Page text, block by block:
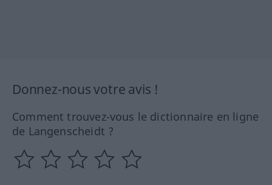
Donnez-nous votre avis !
Comment trouvez-vous le dictionnaire en ligne
de Langenscheidt ?